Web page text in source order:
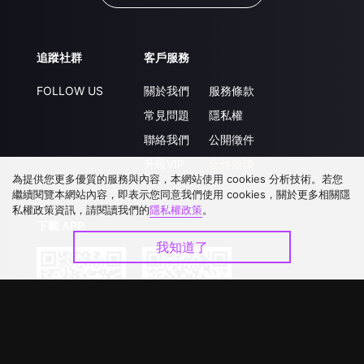
追蹤社群
FOLLOW US
客戶服務
關於我們
常見問題
聯絡我們
服務條款
隱私權
公開徵件
為提供您更多優質的服務與內容，本網站使用 cookies 分析技術。若您
繼續閱覽本網站內容，即表示您同意我們使用 cookies，關於更多相關隱
私權政策資訊，請閱讀我們的隱私權政策。
我知道了